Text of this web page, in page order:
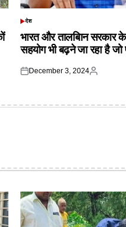
POSTED
देश
भारत और तालबिान सरकार
सहयोग भी बढ़ने जा रहा है
Posted
December 3, 2024
Posted